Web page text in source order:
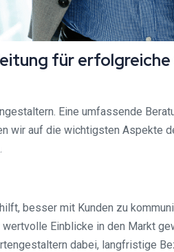
für
Eine umfassende
wir auf die wichtigsten Aspekte
besser mit Kunden zu
Einblicke in den Markt
dabei, langfristige